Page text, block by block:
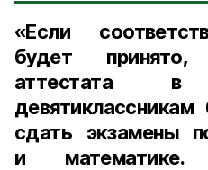
«Если
будет
аттестата
сдать экзамены
и математике.